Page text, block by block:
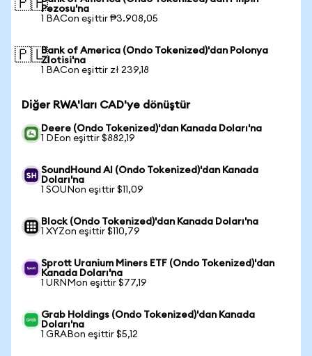
🇵🇭Pezosu'na
1 BACon eşittir ₱3.908,05
🇵🇱Bank of America (Ondo Tokenized)'dan Polonya
Zlotisi'na
1 BACon eşittir zł 239,18
Diğer RWA'ları CAD'ye dönüştür
Deere (Ondo Tokenized)'dan Kanada Doları'na
1 DEon eşittir $882,19
SoundHound AI (Ondo Tokenized)'dan Kanada
Doları'na
1 SOUNon eşittir $11,09
Block (Ondo Tokenized)'dan Kanada Doları'na
1 XYZon eşittir $110,79
Sprott Uranium Miners ETF (Ondo Tokenized)'dan
Kanada Doları'na
1 URNMon eşittir $77,19
Grab Holdings (Ondo Tokenized)'dan Kanada
Doları'na
1 GRABon eşittir $5,12